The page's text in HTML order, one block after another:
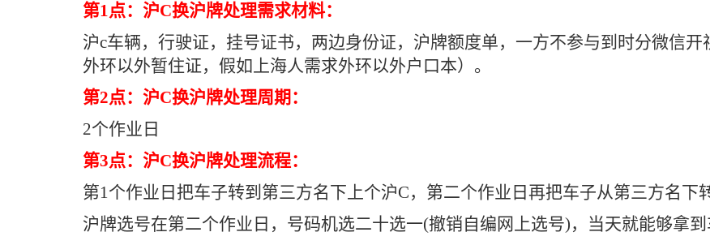
第1点：沪C换沪牌处理需求材料：
沪c车辆，行驶证，挂号证书，两边身份证，沪牌额度单，一方不参与到时分微信
外环以外暂住证，假如上海人需求外环以外户口本）。
第2点：沪C换沪牌处理周期：
2个作业日
第3点：沪C换沪牌处理流程：
第1个作业日把车子转到第三方名下上个沪C，第二个作业日再把车子从第三方名下
沪牌选号在第二个作业日，号码机选二十选一(撤销自编网上选号)，当天就能够拿到